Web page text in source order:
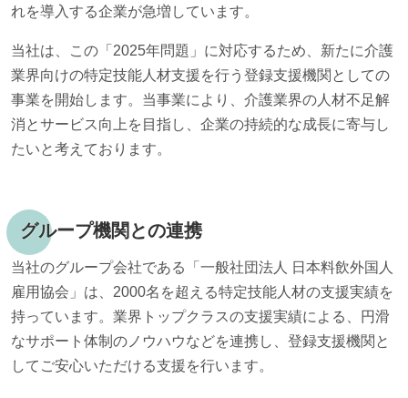
れを導入する企業が急増しています。
当社は、この「2025年問題」に対応するため、新たに介護
業界向けの特定技能人材支援を行う登録支援機関としての
事業を開始します。当事業により、介護業界の人材不足解
消とサービス向上を目指し、企業の持続的な成長に寄与し
たいと考えております。
グループ機関との連携
当社のグループ会社である「一般社団法人 日本料飲外国人
雇用協会」は、2000名を超える特定技能人材の支援実績を
持っています。業界トップクラスの支援実績による、円滑
なサポート体制のノウハウなどを連携し、登録支援機関と
してご安心いただける支援を行います。